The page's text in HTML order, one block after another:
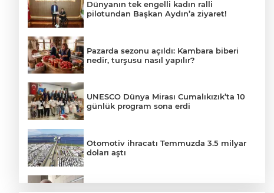
Dünyanın tek engelli kadın ralli
pilotundan Başkan Aydın’a ziyaret!
Pazarda sezonu açıldı: Kambara biberi
nedir, turşusu nasıl yapılır?
UNESCO Dünya Mirası Cumalıkızık’ta 10
günlük program sona erdi
Otomotiv ihracatı Temmuzda 3.5 milyar
doları aştı